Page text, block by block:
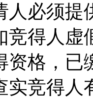
人必须
竞得人
资格，已
实竞得人